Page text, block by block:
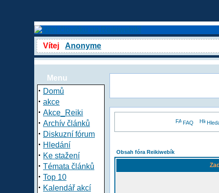
Vítej Anonyme
Menu
· Domů
· akce
· Akce_Reiki
· Archív článků
· Diskuzní fórum
· Hledání
· Ke stažení
· Témata článků
· Top 10
· Kalendář akcí
FAQ
Obsah fóra Reikiwebík